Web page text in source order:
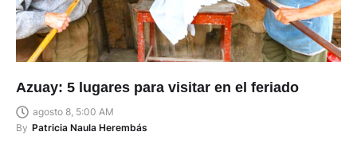
Azuay: 5 lugares para visitar en el feriado
agosto 8, 5:00 AM
By Patricia Naula Herembás